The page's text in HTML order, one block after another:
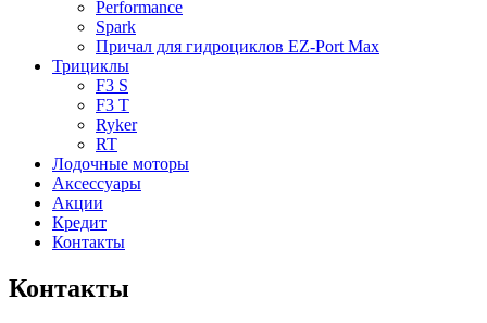
Performance
Spark
Причал для гидроциклов EZ-Port Max
Трициклы
F3 S
F3 T
Ryker
RT
Лодочные моторы
Аксессуары
Акции
Кредит
Контакты
Контакты